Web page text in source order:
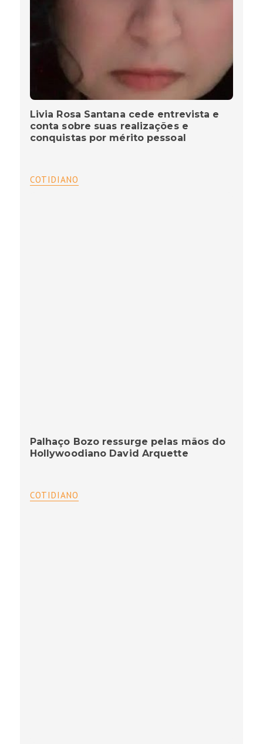
Livia Rosa Santana cede entrevista e
conta sobre suas realizações e
conquistas por mérito pessoal
COTIDIANO
Palhaço Bozo ressurge pelas mãos do
Hollywoodiano David Arquette
COTIDIANO